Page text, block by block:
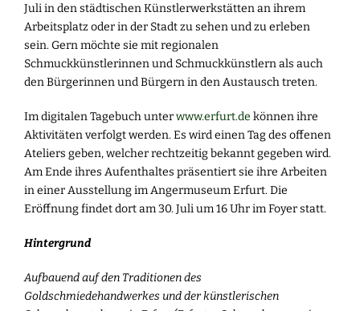
Juli in den städtischen Künstlerwerkstätten an ihrem
Arbeitsplatz oder in der Stadt zu sehen und zu erleben
sein. Gern möchte sie mit regionalen
Schmuckkünstlerinnen und Schmuckkünstlern als auch
den Bürgerinnen und Bürgern in den Austausch treten.
Im digitalen Tagebuch unterwww.erfurt.de können ihre
Aktivitäten verfolgt werden. Es wird einen Tag des offenen
Ateliers geben, welcher rechtzeitig bekannt gegeben wird.
Am Ende ihres Aufenthaltes präsentiert sie ihre Arbeiten
in einer Ausstellung im Angermuseum Erfurt. Die
Eröffnung findet dort am 30. Juli um 16 Uhr im Foyer statt.
Hintergrund
Aufbauend auf den Traditionen des
Goldschmiedehandwerkes und der künstlerischen